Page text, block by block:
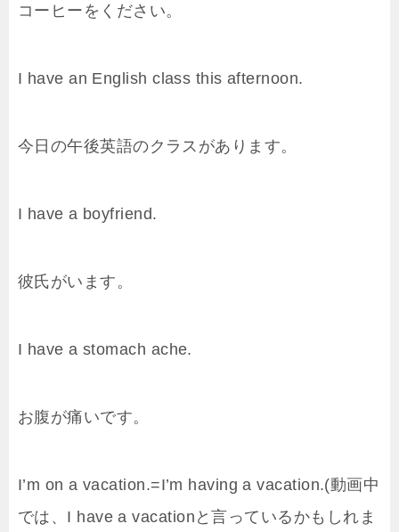
コーヒーをください。
I have an English class this afternoon.
今日の午後英語のクラスがあります。
I have a boyfriend.
彼氏がいます。
I have a stomach ache.
お腹が痛いです。
I’m on a vacation.=I’m having a vacation.(動画中
では、I have a vacationと言っているかもしれま